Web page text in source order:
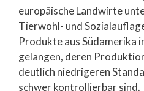
europäische Landwirte
Tierwohl- und
Produkte aus Südamerika
gelangen, deren
deutlich niedrigeren
schwer kontrollierbar sind.